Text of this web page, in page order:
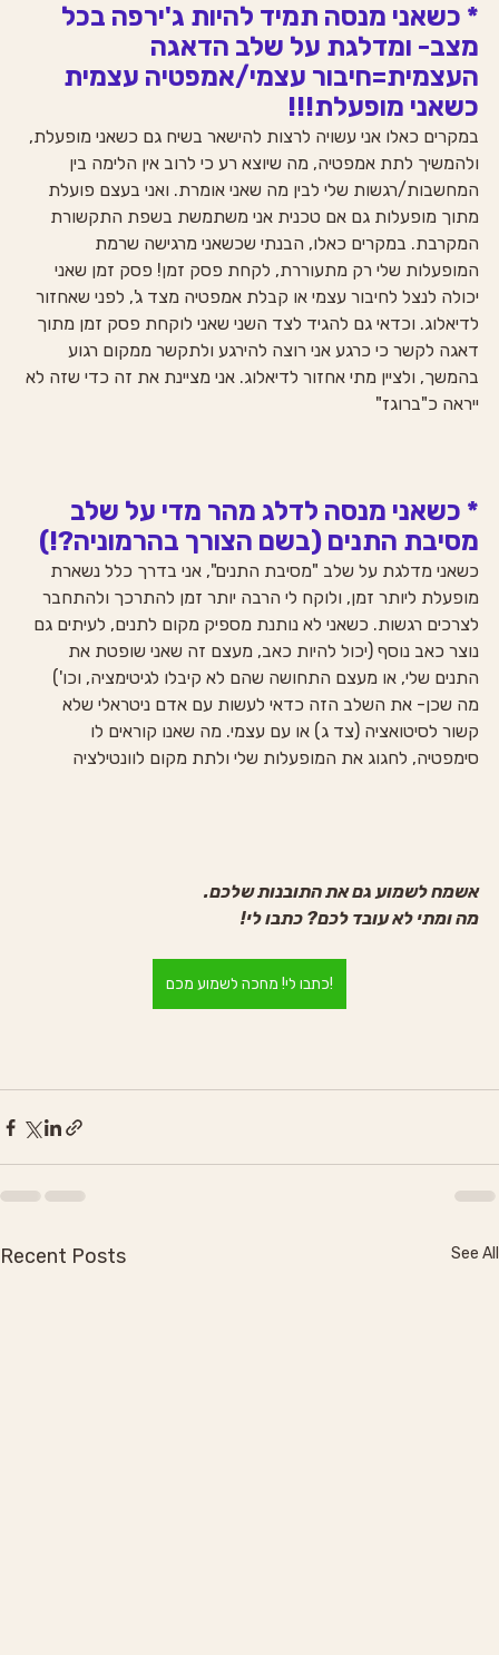
* כשאני מנסה תמיד להיות ג'ירפה בכל
מצב- ומדלגת על שלב הדאגה
העצמית=חיבור עצמי/אמפטיה עצמית
כשאני מופעלת!!!
במקרים כאלו אני עשויה לרצות להישאר בשיח גם כשאני מופעלת,
ולהמשיך לתת אמפטיה, מה שיוצא רע כי לרוב אין הלימה בין
המחשבות/רגשות שלי לבין מה שאני אומרת. ואני בעצם פועלת
מתוך מופעלות גם אם טכנית אני משתמשת בשפת התקשורת
המקרבת. במקרים כאלו, הבנתי שכשאני מרגישה שרמת
המופעלות שלי רק מתעוררת, לקחת פסק זמן! פסק זמן שאני
יכולה לנצל לחיבור עצמי או קבלת אמפטיה מצד ג', לפני שאחזור
לדיאלוג. וכדאי גם להגיד לצד השני שאני לוקחת פסק זמן מתוך
דאגה לקשר כי כרגע אני רוצה להירגע ולתקשר ממקום רגוע
בהמשך, ולציין מתי אחזור לדיאלוג. אני מציינת את זה כדי שזה לא
ייראה כ"ברוגז"
* כשאני מנסה לדלג מהר מדי על שלב
מסיבת התנים (בשם הצורך בהרמוניה?!)
כשאני מדלגת על שלב "מסיבת התנים", אני בדרך כלל נשארת
מופעלת ליותר זמן, ולוקח לי הרבה יותר זמן להתרכך ולהתחבר
לצרכים רגשות. כשאני לא נותנת מספיק מקום לתנים, לעיתים גם
נוצר כאב נוסף (יכול להיות כאב, מעצם זה שאני שופטת את
התנים שלי, או מעצם התחושה שהם לא קיבלו לגיטימציה, וכו')
מה שכן- את השלב הזה כדאי לעשות עם אדם ניטראלי שלא
קשור לסיטואציה (צד ג) או עם עצמי. מה שאנו קוראים לו
סימפטיה, לחגוג את המופעלות שלי ולתת מקום לוונטילציה
אשמח לשמוע גם את התובנות שלכם.
מה ומתי לא עובד לכם? כתבו לי!
כתבו לי! מחכה לשמוע מכם!
Recent Posts See All